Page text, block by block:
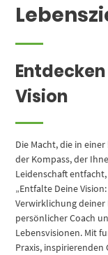
Vision
Die Macht, die in
der Kompass, der
Leidenschaft
„Entfalte Deine
Verwirklichung deiner
persönlicher Coach
Lebensvisionen. Mit
Praxis,